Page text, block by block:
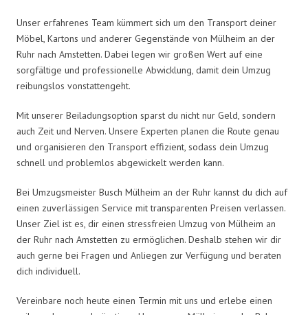
Unser erfahrenes Team kümmert sich um den Transport deiner
Möbel, Kartons und anderer Gegenstände von Mülheim an der
Ruhr nach Amstetten. Dabei legen wir großen Wert auf eine
sorgfältige und professionelle Abwicklung, damit dein Umzug
reibungslos vonstattengeht.
Mit unserer Beiladungsoption sparst du nicht nur Geld, sondern
auch Zeit und Nerven. Unsere Experten planen die Route genau
und organisieren den Transport effizient, sodass dein Umzug
schnell und problemlos abgewickelt werden kann.
Bei Umzugsmeister Busch Mülheim an der Ruhr kannst du dich auf
einen zuverlässigen Service mit transparenten Preisen verlassen.
Unser Ziel ist es, dir einen stressfreien Umzug von Mülheim an
der Ruhr nach Amstetten zu ermöglichen. Deshalb stehen wir dir
auch gerne bei Fragen und Anliegen zur Verfügung und beraten
dich individuell.
Vereinbare noch heute einen Termin mit uns und erlebe einen